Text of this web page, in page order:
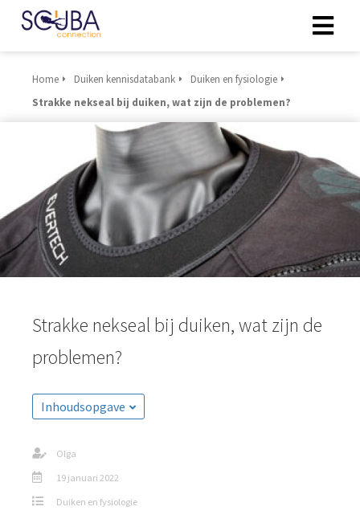
Home Duiken kennisdatabank
Duiken en fysiologie
Strakke nekseal bij duiken, wat zijn de problemen?
Strakke nekseal bij duiken, wat zijn de
problemen?
Inhoudsopgave
Olga
19 januari 2022
Duiken en fysiologie